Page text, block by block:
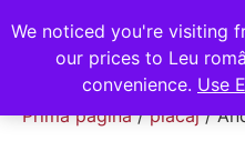
ANDEZIT
Prima pagină/placaj/
We noticed you're visiting
our prices to Leu
convenience. Use